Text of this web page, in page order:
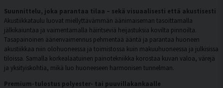
Suunnittelu, joka parantaa tilaa – sekä visuaalisesti että akustisesti
Akustiikkataulu luovat miellyttävämmän äänimaiseman tasoittamalla
jälkikaiuntaa ja vaimentamalla häiritseviä heijastuksia kovilta pinnoilta.
Tasapainoinen äänenvaimennus pehmentää ääntä ja parantaa huoneen
akustiikkaa niin olohuoneessa ja toimistossa kuin makuuhuoneessa ja julkisissa
tiloissa. Samalla korkealaatuinen painotekniikka korostaa kuvan valoa, värejä
ja yksityiskohtia, mikä luo huoneeseen harmonisen tunnelman.
Premium-tulostus polyester- tai puuvillakankaalle